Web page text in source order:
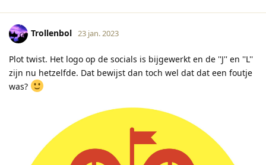
Trollenbol 23 jan. 2023
Plot twist. Het logo op de socials is bijgewerkt en de ''J'' en ''L''
zijn nu hetzelfde. Dat bewijst dan toch wel dat dat een foutje
was?